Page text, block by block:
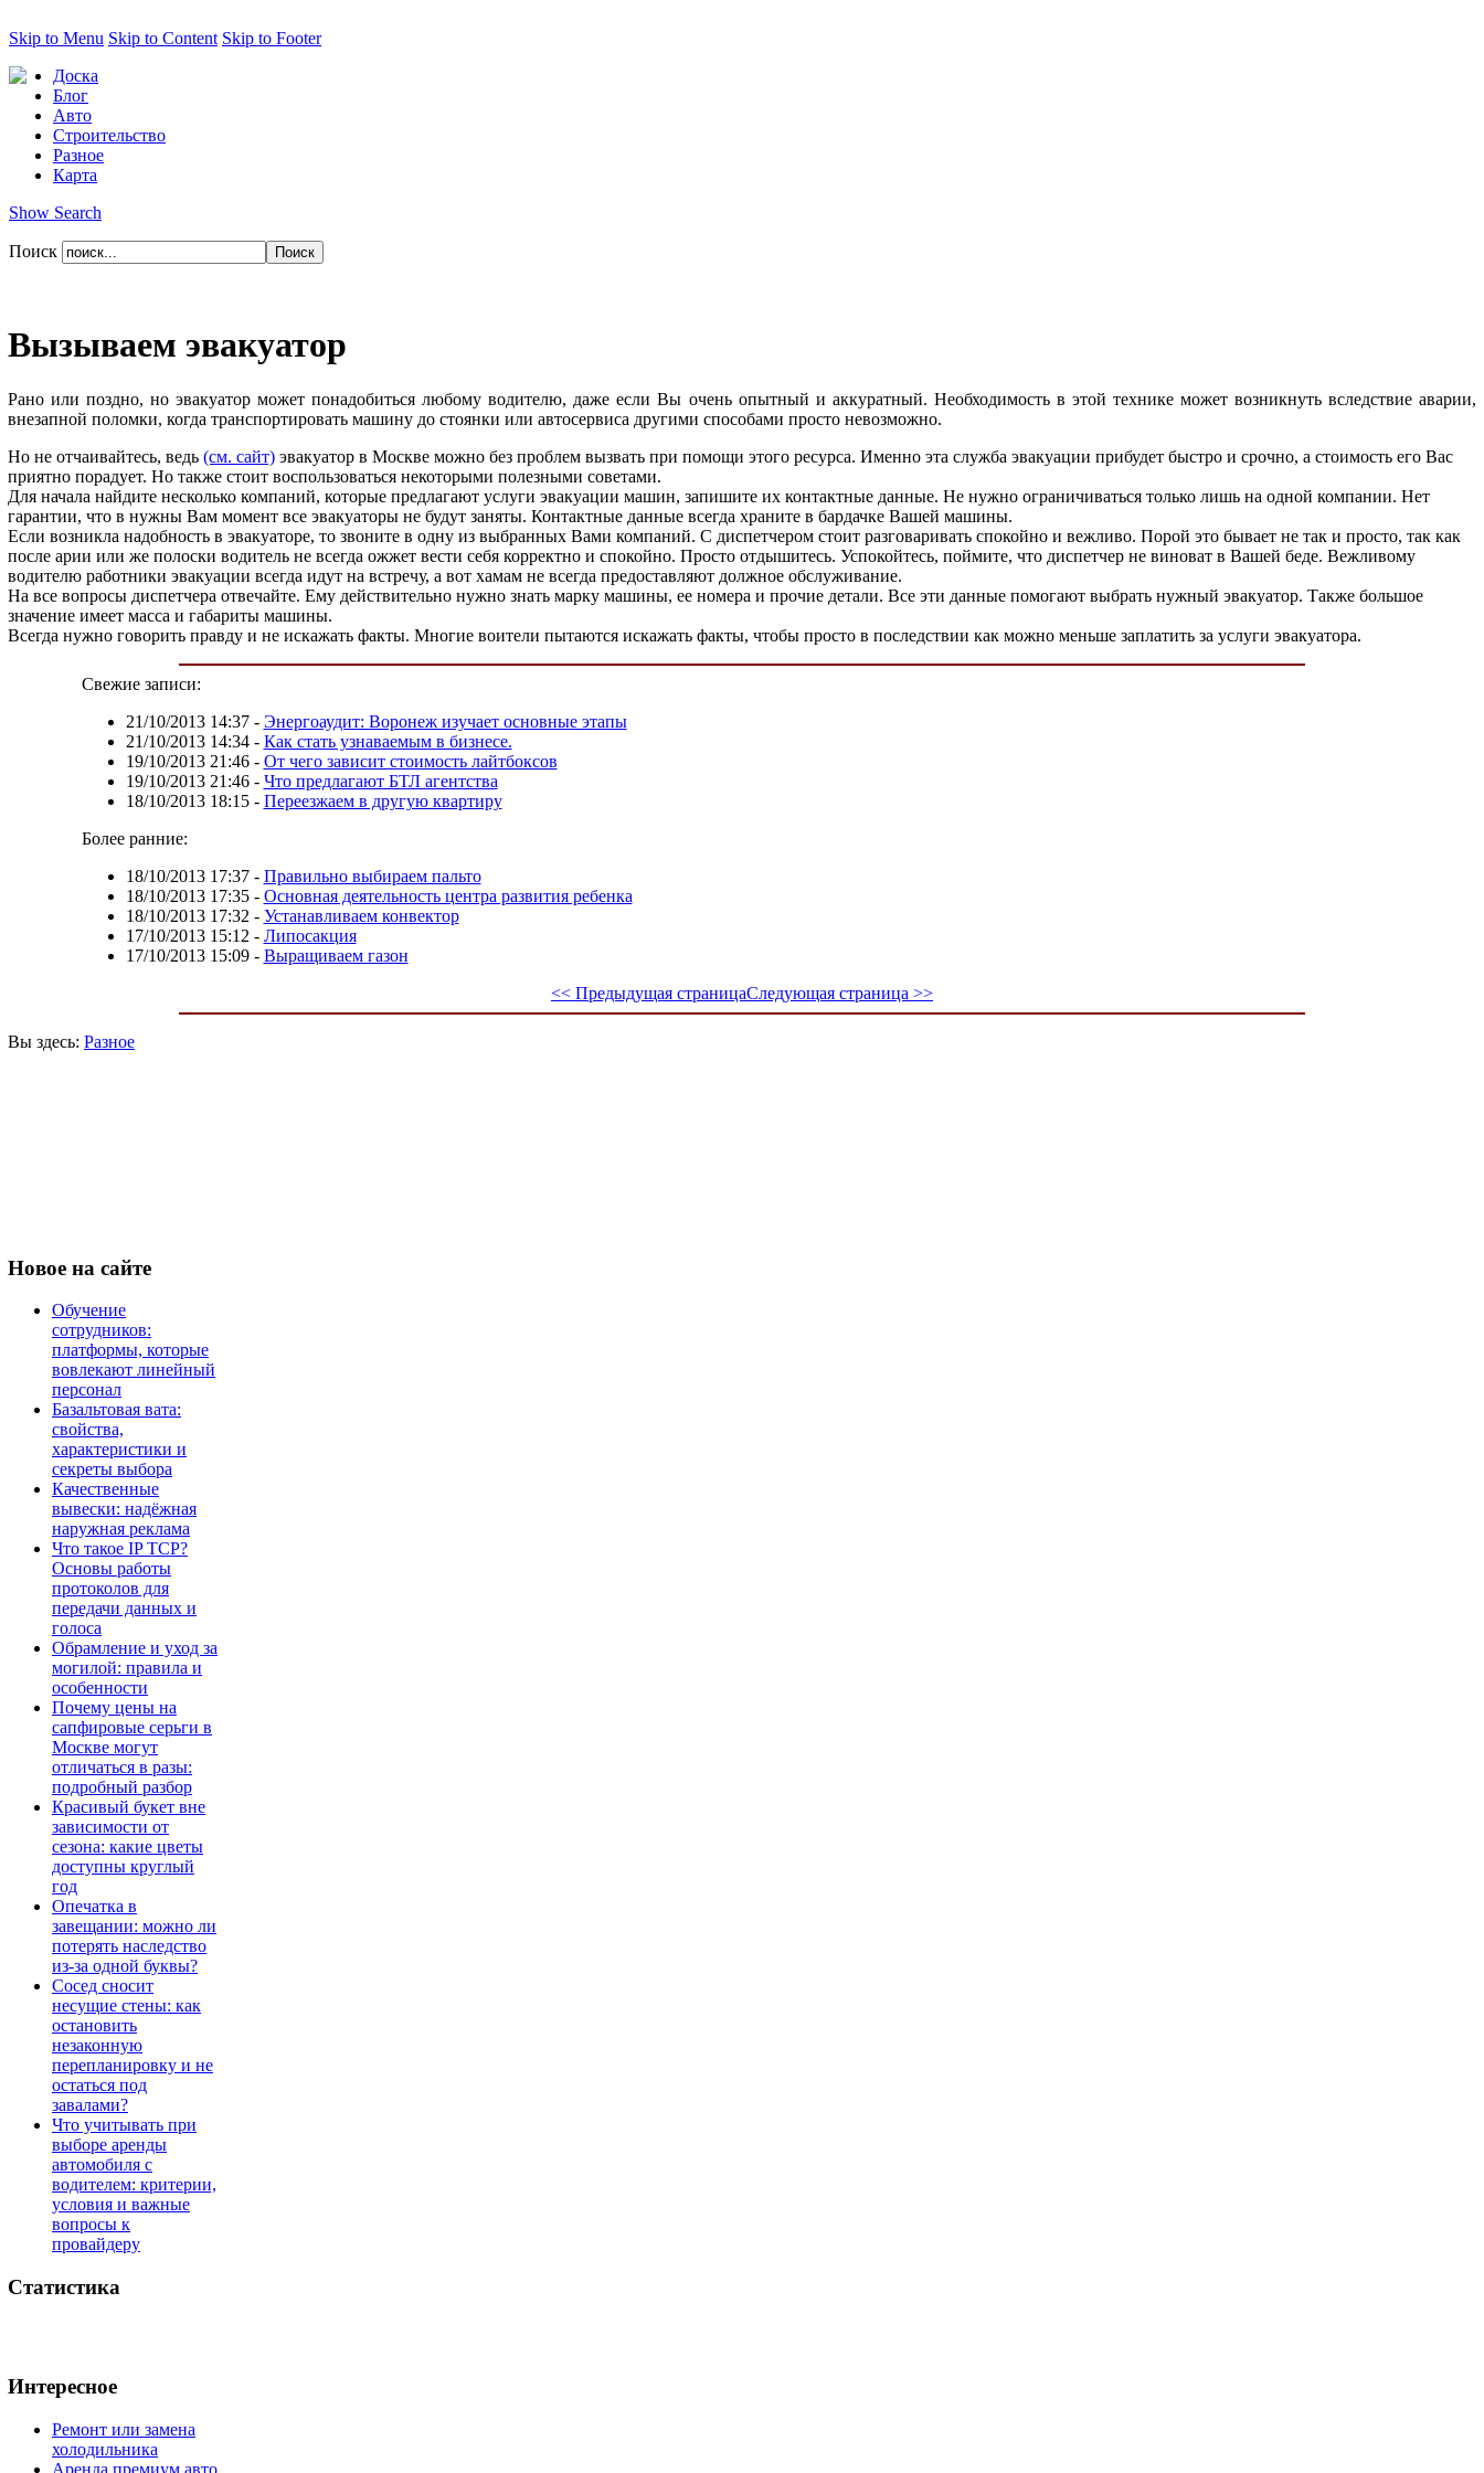
Skip to Menu Skip to Content Skip to Footer
Доска
Блог
Авто
Строительство
Разное
Карта
Show Search
Поиск
Вызываем эвакуатор
Рано или поздно, но эвакуатор может понадобиться любому водителю, даже если Вы очень опытный и аккуратный. Необходимость в этой технике может возникнуть вследствие аварии,
внезапной поломки, когда транспортировать машину до стоянки или автосервиса другими способами просто невозможно.
Но не отчаивайтесь, ведь (см. сайт) эвакуатор в Москве можно без проблем вызвать при помощи этого ресурса. Именно эта служба эвакуации прибудет быстро и срочно, а стоимость его Вас
приятно порадует. Но также стоит воспользоваться некоторыми полезными советами.
Для начала найдите несколько компаний, которые предлагают услуги эвакуации машин, запишите их контактные данные. Не нужно ограничиваться только лишь на одной компании. Нет
гарантии, что в нужны Вам момент все эвакуаторы не будут заняты. Контактные данные всегда храните в бардачке Вашей машины.
Если возникла надобность в эвакуаторе, то звоните в одну из выбранных Вами компаний. С диспетчером стоит разговаривать спокойно и вежливо. Порой это бывает не так и просто, так как
после арии или же полоски водитель не всегда ожжет вести себя корректно и спокойно. Просто отдышитесь. Успокойтесь, поймите, что диспетчер не виноват в Вашей беде. Вежливому
водителю работники эвакуации всегда идут на встречу, а вот хамам не всегда предоставляют должное обслуживание.
На все вопросы диспетчера отвечайте. Ему действительно нужно знать марку машины, ее номера и прочие детали. Все эти данные помогают выбрать нужный эвакуатор. Также большое
значение имеет масса и габариты машины.
Всегда нужно говорить правду и не искажать факты. Многие воители пытаются искажать факты, чтобы просто в последствии как можно меньше заплатить за услуги эвакуатора.
Свежие записи:
21/10/2013 14:37- Энергоаудит: Воронеж изучает основные этапы
21/10/2013 14:34- Как стать узнаваемым в бизнесе.
19/10/2013 21:46- От чего зависит стоимость лайтбоксов
19/10/2013 21:46- Что предлагают БТЛ агентства
18/10/2013 18:15- Переезжаем в другую квартиру
Более ранние:
18/10/2013 17:37- Правильно выбираем пальто
18/10/2013 17:35- Основная деятельность центра развития ребенка
18/10/2013 17:32 - Устанавливаем конвектор
17/10/2013 15:12 - Липосакция
17/10/2013 15:09- Выращиваем газон
<< Предыдущая страницаСледующая страница >>
Вы здесь: Разное
Новое на сайте
Обучение
сотрудников:
платформы, которые
вовлекают линейный
персонал
Базальтовая вата:
свойства,
характеристики и
секреты выбора
Качественные
вывески: надёжная
наружная реклама
Что такое IP TCP?
Основы работы
протоколов для
передачи данных и
голоса
Обрамление и уход за
могилой: правила и
особенности
Почему цены на
сапфировые серьги в
Москве могут
отличаться в разы:
подробный разбор
Красивый букет вне
зависимости от
сезона: какие цветы
доступны круглый
год
Опечатка в
завещании: можно ли
потерять наследство
из-за одной буквы?
Сосед сносит
несущие стены: как
остановить
незаконную
перепланировку и не
остаться под
завалами?
Что учитывать при
выборе аренды
автомобиля с
водителем: критерии,
условия и важные
вопросы к
провайдеру
Статистика
Интересное
Ремонт или замена
холодильника